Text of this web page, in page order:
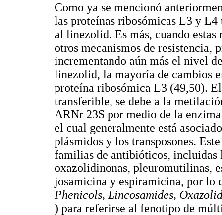
Como ya se mencionó
las proteínas ribosómicas L3 y L4
al linezolid. Es más, cuando estas
otros mecanismos de resistencia,
incrementando aún más el nivel
linezolid, la mayoría de cambios
proteína ribosómica L3 (49,50).
transferible, se debe a la
ARNr 23S por medio de la
el cual generalmente está
plásmidos y los transposones.
familias de antibióticos, incluidas
oxazolidinonas, pleuromutilinas,
josamicina y espiramicina, por lo
Phenicols, Lincosamides,
) para referirse al fenotipo de